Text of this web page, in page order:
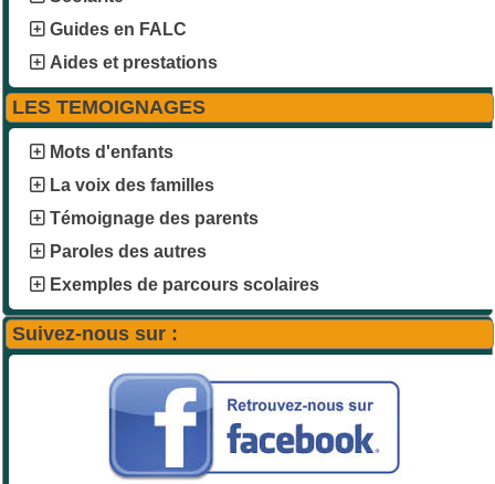
Guides en FALC
Aides et prestations
LES TEMOIGNAGES
Mots d'enfants
La voix des familles
Témoignage des parents
Paroles des autres
Exemples de parcours scolaires
Suivez-nous sur :